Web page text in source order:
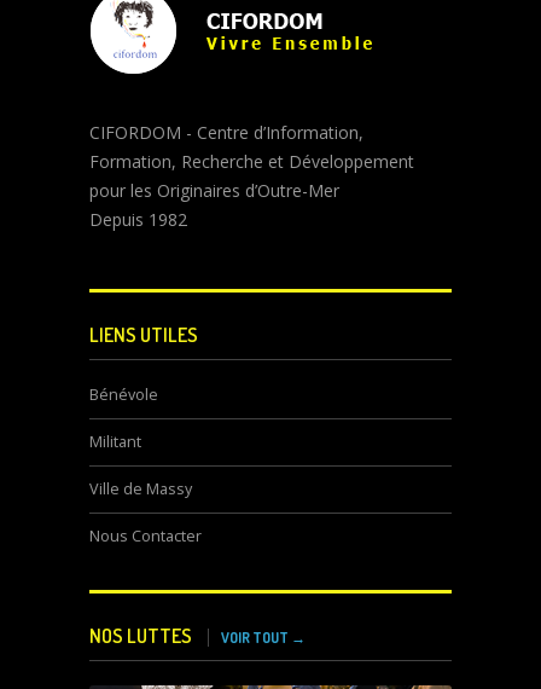
CIFORDOM - Centre d’Information,
Formation, Recherche et Développement
pour les Originaires d’Outre-Mer
Depuis 1982
LIENS UTILES
Bénévole
Militant
Ville de Massy
Nous Contacter
NOS LUTTES VOIR TOUT →